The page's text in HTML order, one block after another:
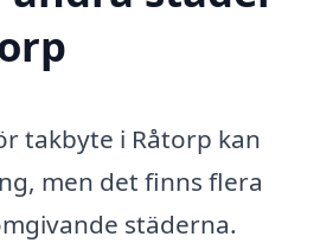
takbyte i Råtorp kan
men det finns flera
städerna.